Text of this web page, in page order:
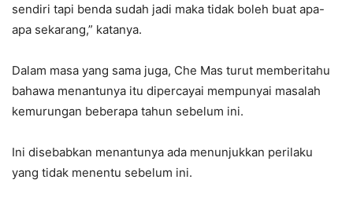
sendiri tapi benda sudah jadi maka tidak boleh buat apa-
apa sekarang,” katanya.
Dalam masa yang sama juga, Che Mas turut memberitahu
bahawa menantunya itu dipercayai mempunyai masalah
kemurungan beberapa tahun sebelum ini.
Ini disebabkan menantunya ada menunjukkan perilaku
yang tidak menentu sebelum ini.